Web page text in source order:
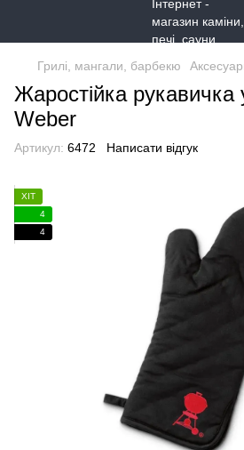
Грилі, мангали, барбекю
Жаростійка рукавичка
Weber
Артикул: 6472 Написати відгук
ХІТ
4
4